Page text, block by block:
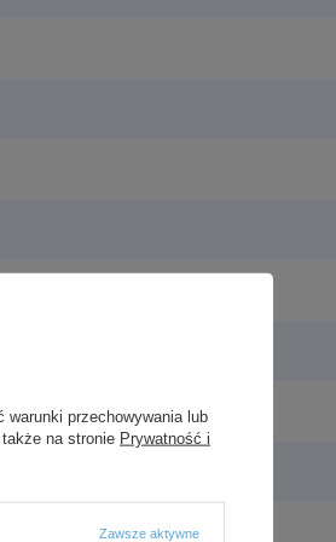
warunki przechowywania lub
na stronie Prywatność i
Zawsze aktywne